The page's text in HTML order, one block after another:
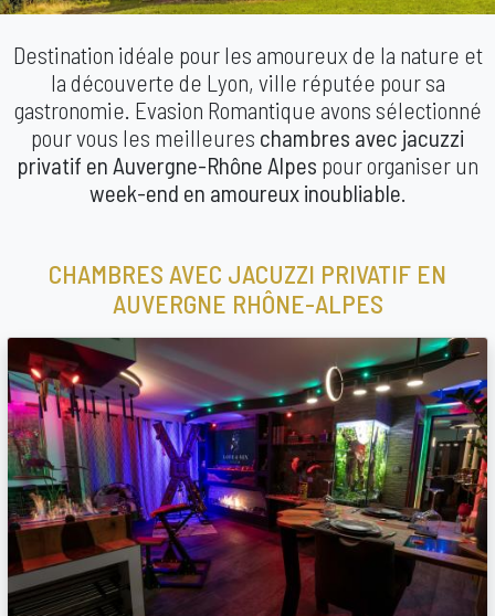
Destination idéale pour les amoureux de la nature et
la découverte de Lyon, ville réputée pour sa
gastronomie. Evasion Romantique avons sélectionné
pour vous les meilleures chambres avec jacuzzi
privatif en Auvergne-Rhône Alpes pour organiser un
week-end en amoureux inoubliable.
CHAMBRES AVEC JACUZZI PRIVATIF EN
AUVERGNE RHÔNE-ALPES